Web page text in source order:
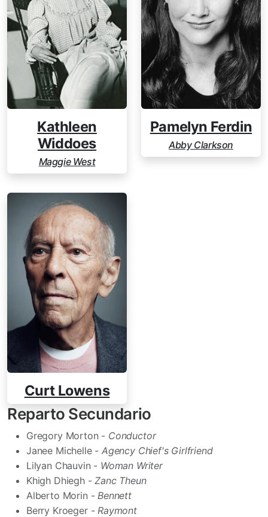
Kathleen
Widdoes
Maggie West
Pamelyn Ferdin
Abby Clarkson
Curt Lowens
Reparto Secundario
Gregory Morton - Conductor
Janee Michelle -Agency Chief's Girlfriend
Lilyan Chauvin - Woman Writer
Khigh Dhiegh -Zanc Theun
Alberto Morin - Bennett
Berry Kroeger - Raymont